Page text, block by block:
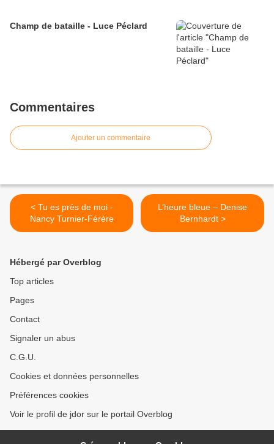
Champ de bataille - Luce Péclard
Commentaires
Ajouter un commentaire
< Tu es près de moi -
Nancy Turnier-Férère
L’heure bleue – Denise
Bernhardt >
Hébergé par Overblog
Top articles
Pages
Contact
Signaler un abus
C.G.U.
Cookies et données personnelles
Préférences cookies
Voir le profil de jdor sur le portail Overblog